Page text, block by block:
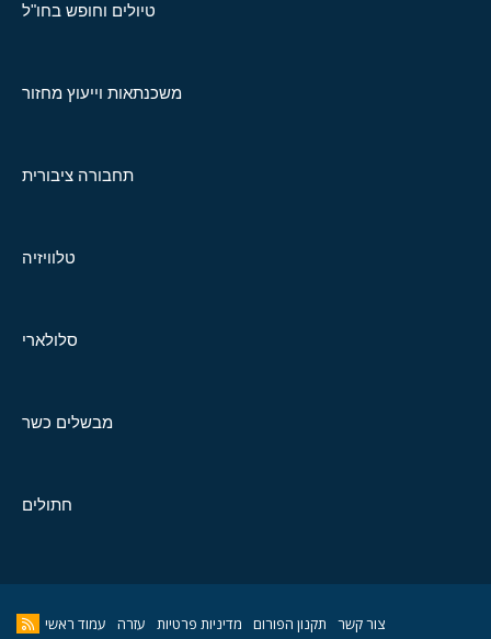
טיולים וחופש בחו"ל
משכנתאות וייעוץ מחזור
תחבורה ציבורית
טלוויזיה
סלולארי
מבשלים כשר
חתולים
צור קשר תקנון הפורום מדיניות פרטיות עזרה עמוד ראשי